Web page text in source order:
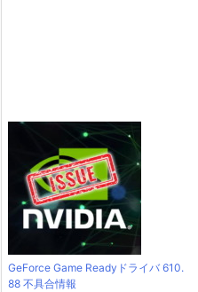
GeForce Game Readyドライバ 610.
88 不具合情報